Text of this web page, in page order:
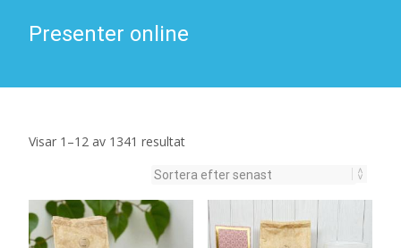
Presenter online
Visar 1–12 av 1341 resultatSortera
senaste